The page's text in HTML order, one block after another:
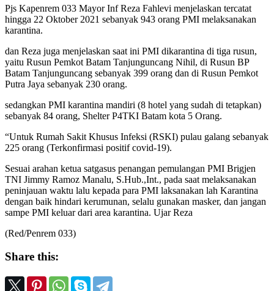
Pjs Kapenrem 033 Mayor Inf Reza Fahlevi menjelaskan tercatat
hingga 22 Oktober 2021 sebanyak 943 orang PMI melaksanakan
karantina.
dan Reza juga menjelaskan saat ini PMI dikarantina di tiga rusun,
yaitu Rusun Pemkot Batam Tanjunguncang Nihil, di Rusun BP
Batam Tanjunguncang sebanyak 399 orang dan di Rusun Pemkot
Putra Jaya sebanyak 230 orang.
sedangkan PMI karantina mandiri (8 hotel yang sudah di tetapkan)
sebanyak 84 orang, Shelter P4TKI Batam kota 5 Orang.
“Untuk Rumah Sakit Khusus Infeksi (RSKI) pulau galang sebanyak
225 orang (Terkonfirmasi positif covid-19).
Sesuai arahan ketua satgasus penangan pemulangan PMI Brigjen
TNI Jimmy Ramoz Manalu, S.Hub.,Int., pada saat melaksanakan
peninjauan waktu lalu kepada para PMI laksanakan lah Karantina
dengan baik hindari kerumunan, selalu gunakan masker, dan jangan
sampe PMI keluar dari area karantina. Ujar Reza
(Red/Penrem 033)
Share this: